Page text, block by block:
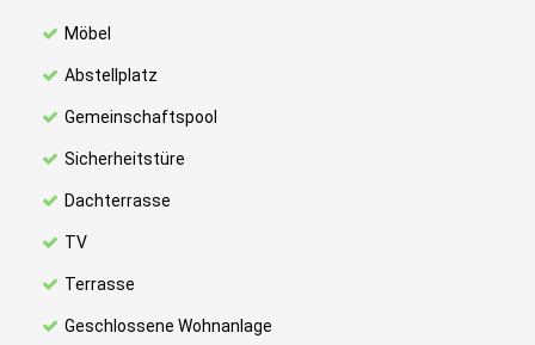
Möbel
Abstellplatz
Gemeinschaftspool
Sicherheitstüre
Dachterrasse
TV
Terrasse
Geschlossene Wohnanlage